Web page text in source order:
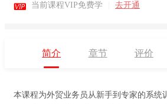
 当前课程VIP免费学 去开通
简介 章节 评价
本课程为外贸业务员从新手到专家的系统